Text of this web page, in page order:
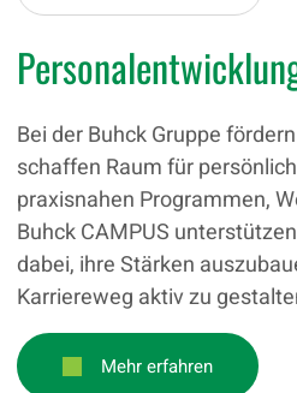
Bei der Buhck Gruppe
schaffen Raum für
praxisnahen Programmen,
Buhck CAMPUS
dabei, ihre Stärken
Karriereweg aktiv zu
Mehr erfahren